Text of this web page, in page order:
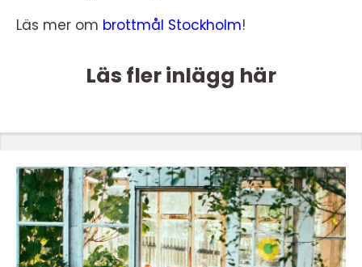
Läs mer om brottmål Stockholm!
Läs fler inlägg här